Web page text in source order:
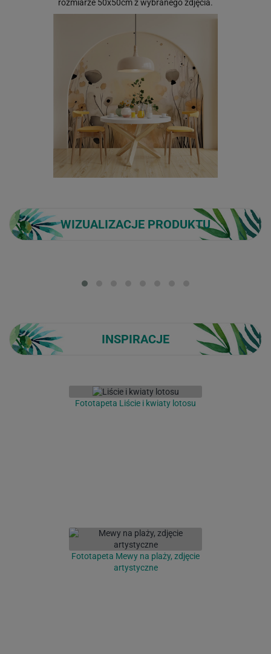
rozmiarze 50x50cm z wybranego zdjęcia.
WIZUALIZACJE PRODUKTU
INSPIRACJE
Fototapeta Liście i kwiaty lotosu
Fototapeta Mewy na plaży, zdjęcie
artystyczne